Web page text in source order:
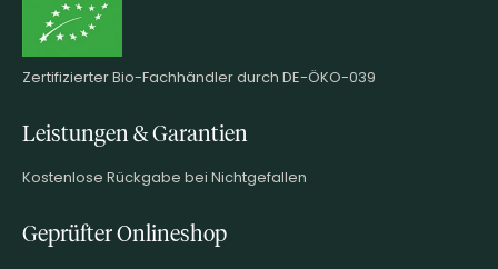
Zertifizierter Bio-Fachhändler durch DE-ÖKO-039
Leistungen & Garantien
Kostenlose Rückgabe bei Nichtgefallen
Geprüfter Onlineshop